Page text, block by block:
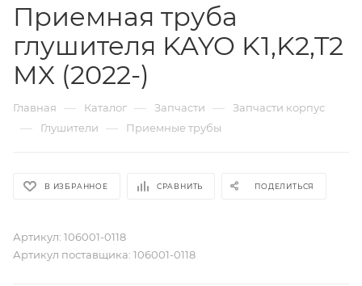
Приемная труба
глушителя KAYO K1,K2,T2
MX (2022-)
Главная — Каталог — Запчасти — Запчасти корпус
— Глушители — Приемные трубы
В ИЗБРАННОЕ СРАВНИТЬ ПОДЕЛИТЬСЯ
Артикул: 106001-0118
Артикул поставщика: 106001-0118